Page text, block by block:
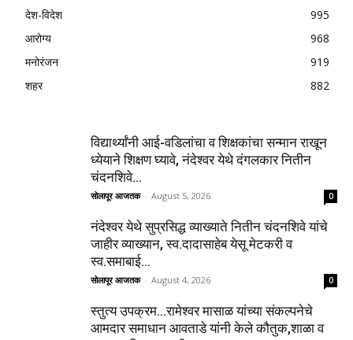
देश-विदेश
995
आरोग्य
968
मनोरंजन
919
शहर
882
विद्यार्थ्यांनी आई-वडिलांचा व शिक्षकांचा सन्मान राखून
ध्येयाने शिक्षण घ्यावे, नंदेश्वर येथे दंगलकार नितीन
चंदनशिवे...
सोलापूर आजतक - August 5, 2026 0
नंदेश्वर येथे सुप्रसिद्ध व्याख्याते नितीन चंदनशिवे यांचे
जाहीर व्याख्यान, स्व.दादासाहेब येसू मेटकरी व
स्व.समाबाई...
सोलापूर आजतक - August 4, 2026 0
स्तुत्य उपक्रम…रामेश्वर मासाळ यांच्या संकल्पनेचे
आमदार समाधान आवताडे यांनी केले कौतुक,शाळा व